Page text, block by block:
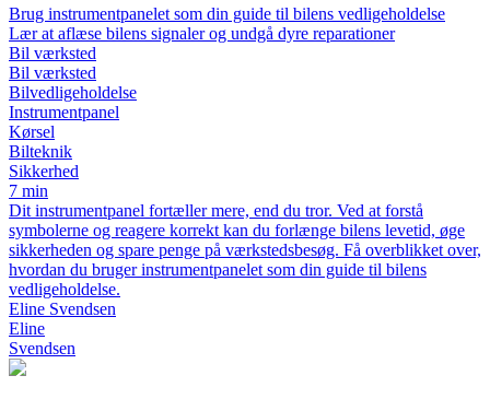
Brug instrumentpanelet som din guide til bilens vedligeholdelse
Lær at aflæse bilens signaler og undgå dyre reparationer
Bil værksted
Bil værksted
Bilvedligeholdelse
Instrumentpanel
Kørsel
Bilteknik
Sikkerhed
7 min
Dit instrumentpanel fortæller mere, end du tror. Ved at forstå
symbolerne og reagere korrekt kan du forlænge bilens levetid, øge
sikkerheden og spare penge på værkstedsbesøg. Få overblikket over,
hvordan du bruger instrumentpanelet som din guide til bilens
vedligeholdelse.
Eline Svendsen
Eline
Svendsen